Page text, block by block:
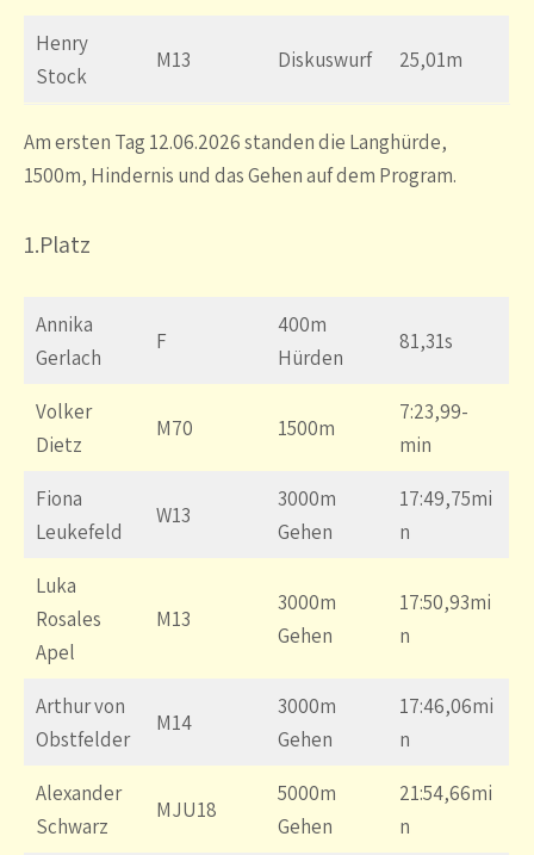
Henry
Stock
M13 Diskuswurf 25,01m
Am ersten Tag 12.06.2026 standen die Langhürde,
1500m, Hindernis und das Gehen auf dem Program.
1.Platz
Annika
Gerlach
F
400m
Hürden
81,31s
Volker
Dietz
M70 1500m
7:23,99-
min
Fiona
Leukefeld
W13
3000m
Gehen
17:49,75mi
n
Luka
Rosales
Apel
M13
3000m
Gehen
17:50,93mi
n
Arthur von
Obstfelder
M14
3000m
Gehen
17:46,06mi
n
Alexander
Schwarz
MJU18
5000m
Gehen
21:54,66mi
n